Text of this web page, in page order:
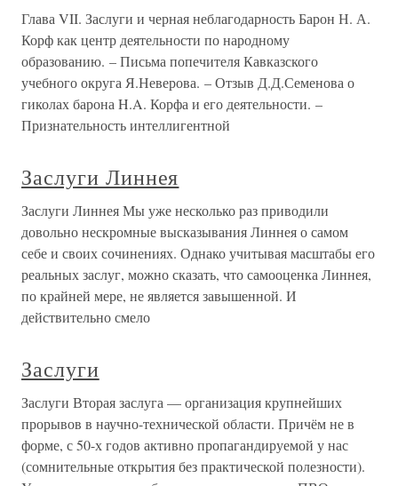
Глава VII. Заслуги и черная неблагодарность Барон Н. А.
Корф как центр деятельности по народному
образованию. – Письма попечителя Кавказского
учебного округа Я.Неверова. – Отзыв Д.Д.Семенова о
гиколах барона H.A. Корфа и его деятельности. –
Признательность интеллигентной
Заслуги Линнея
Заслуги Линнея Мы уже несколько раз приводили
довольно нескромные высказывания Линнея о самом
себе и своих сочинениях. Однако учитывая масштабы его
реальных заслуг, можно сказать, что самооценка Линнея,
по крайней мере, не является завышенной. И
действительно смело
Заслуги
Заслуги Вторая заслуга — организация крупнейших
прорывов в научно-технической области. Причём не в
форме, с 50-х годов активно пропагандируемой у нас
(сомнительные открытия без практической полезности).